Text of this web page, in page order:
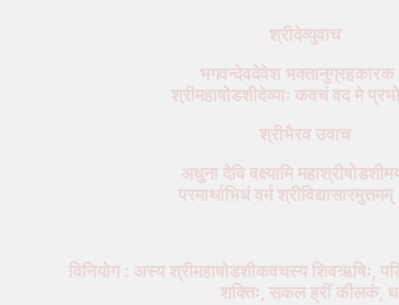
श्रीदेव्युवाच
भगवन्देवदेवेश भक्तानुग्रहकारक
श्रीमहाषोडशीदेव्याः कवचं वद मे
श्रीभैरव उवाच
अधुना देवि वक्ष्यामि
परमार्थाभिधं वर्म
विनियोग : अस्य श्रीमहाषोडशीकवचस्य शिवऋषिः,
शक्तिः, सकल ह्रीं कीलकं,